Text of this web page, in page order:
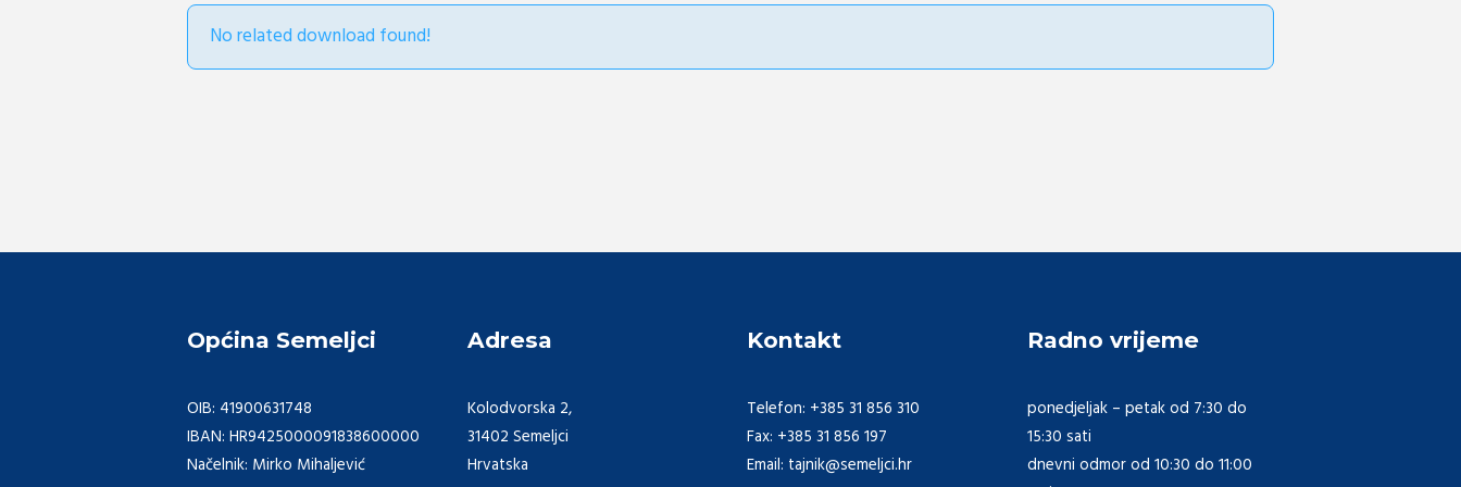
No related download found!
Općina Semeljci
OIB: 41900631748
IBAN: HR9425000091838600000
Načelnik: Mirko Mihaljević
Adresa
Kolodvorska 2,
31402 Semeljci
Hrvatska
Kontakt
Telefon: +385 31 856 310
Fax: +385 31 856 197
Email: tajnik@semeljci.hr
Radno vrijeme
ponedjeljak – petak od 7:30 do
15:30 sati
dnevni odmor od 10:30 do 11:00